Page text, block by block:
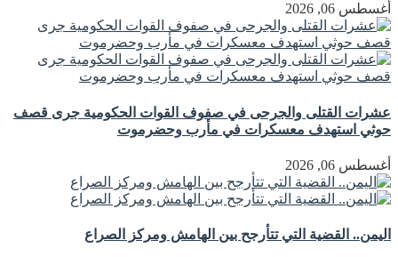
أغسطس 06, 2026
عشرات القتلى والجرحى في صفوف القوات الحكومية جرى قصف
حوثي استهدف معسكرات في مأرب وحضرموت
أغسطس 06, 2026
اليمن.. القضية التي تتأرجح بين الهامش ومركز الصراع